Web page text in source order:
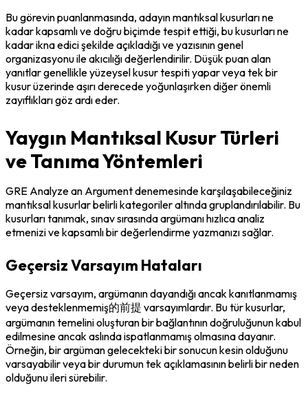
Bu görevin puanlanmasında, adayın mantıksal kusurları ne
kadar kapsamlı ve doğru biçimde tespit ettiği, bu kusurları ne
kadar ikna edici şekilde açıkladığı ve yazısının genel
organizasyonu ile akıcılığı değerlendirilir. Düşük puan alan
yanıtlar genellikle yüzeysel kusur tespiti yapar veya tek bir
kusur üzerinde aşırı derecede yoğunlaşırken diğer önemli
zayıflıkları göz ardı eder.
Yaygın Mantıksal Kusur Türleri
ve Tanıma Yöntemleri
GRE Analyze an Argument denemesinde karşılaşabileceğiniz
mantıksal kusurlar belirli kategoriler altında gruplandırılabilir. Bu
kusurları tanımak, sınav sırasında argümanı hızlıca analiz
etmenizi ve kapsamlı bir değerlendirme yazmanızı sağlar.
Geçersiz Varsayım Hataları
Geçersiz varsayım, argümanın dayandığı ancak kanıtlanmamış
veya desteklenmemiş的前提 varsayımlardır. Bu tür kusurlar,
argümanın temelini oluşturan bir bağlantının doğruluğunun kabul
edilmesine ancak aslında ispatlanmamış olmasına dayanır.
Örneğin, bir argüman gelecekteki bir sonucun kesin olduğunu
varsayabilir veya bir durumun tek açıklamasının belirli bir neden
olduğunu ileri sürebilir.